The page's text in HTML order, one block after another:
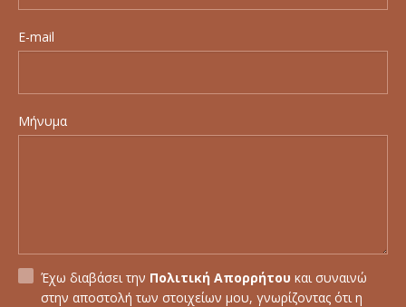
E-mail
Μήνυμα
Έχω διαβάσει την Πολιτική Απορρήτου και συναινώ
στην αποστολή των στοιχείων μου, γνωρίζοντας ότι η